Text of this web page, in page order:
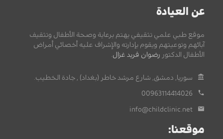
عن العيادة
موقع طبي علمي تثقيفي يهتم برعاية وصحة الأطفال وتثقيف
آبائهم وتوعيتهم ويقوم بإدارته والإشراف عليه أخصائي أمراض
الأطفال الدكتور رضوان فريد غزال
سوريا, دمشق, شارع مرشد خاطر (بغداد) , جادة الخطيب.
00963114414026
info@childclinic.net
موقعنا: